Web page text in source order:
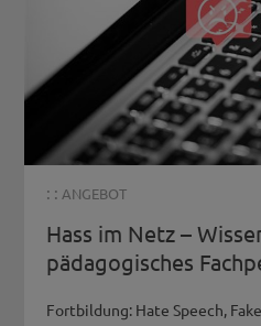
: : ANGEBOT
Hass im Netz –
pädagogisches
Fortbildung: Hate Speech,